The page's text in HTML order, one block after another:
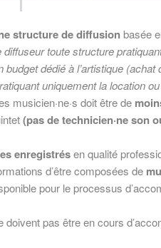
structure de diffusionbasée
toute structure
budget dédié à l’artistique
uniquement la location
musicien·ne·s doit être de
(pas de technicien·ne son
enregistrésen qualité
d’être composées de
pour le processus
doivent pas être en cours